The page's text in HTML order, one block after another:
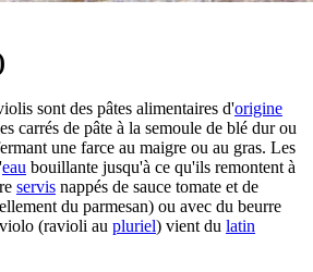
sont des pâtes alimentaires d'origine
carrés de pâte à la semoule de blé dur ou
une farce au maigre ou au gras. Les
eau bouillante jusqu'à ce qu'ils remontent à
servis nappés de sauce tomate et de
du parmesan) ou avec du beurre
(ravioli au pluriel) vient du latin